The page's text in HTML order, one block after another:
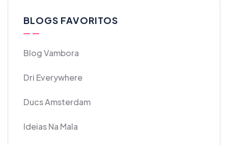
BLOGS FAVORITOS
Blog Vambora
Dri Everywhere
Ducs Amsterdam
Ideias Na Mala